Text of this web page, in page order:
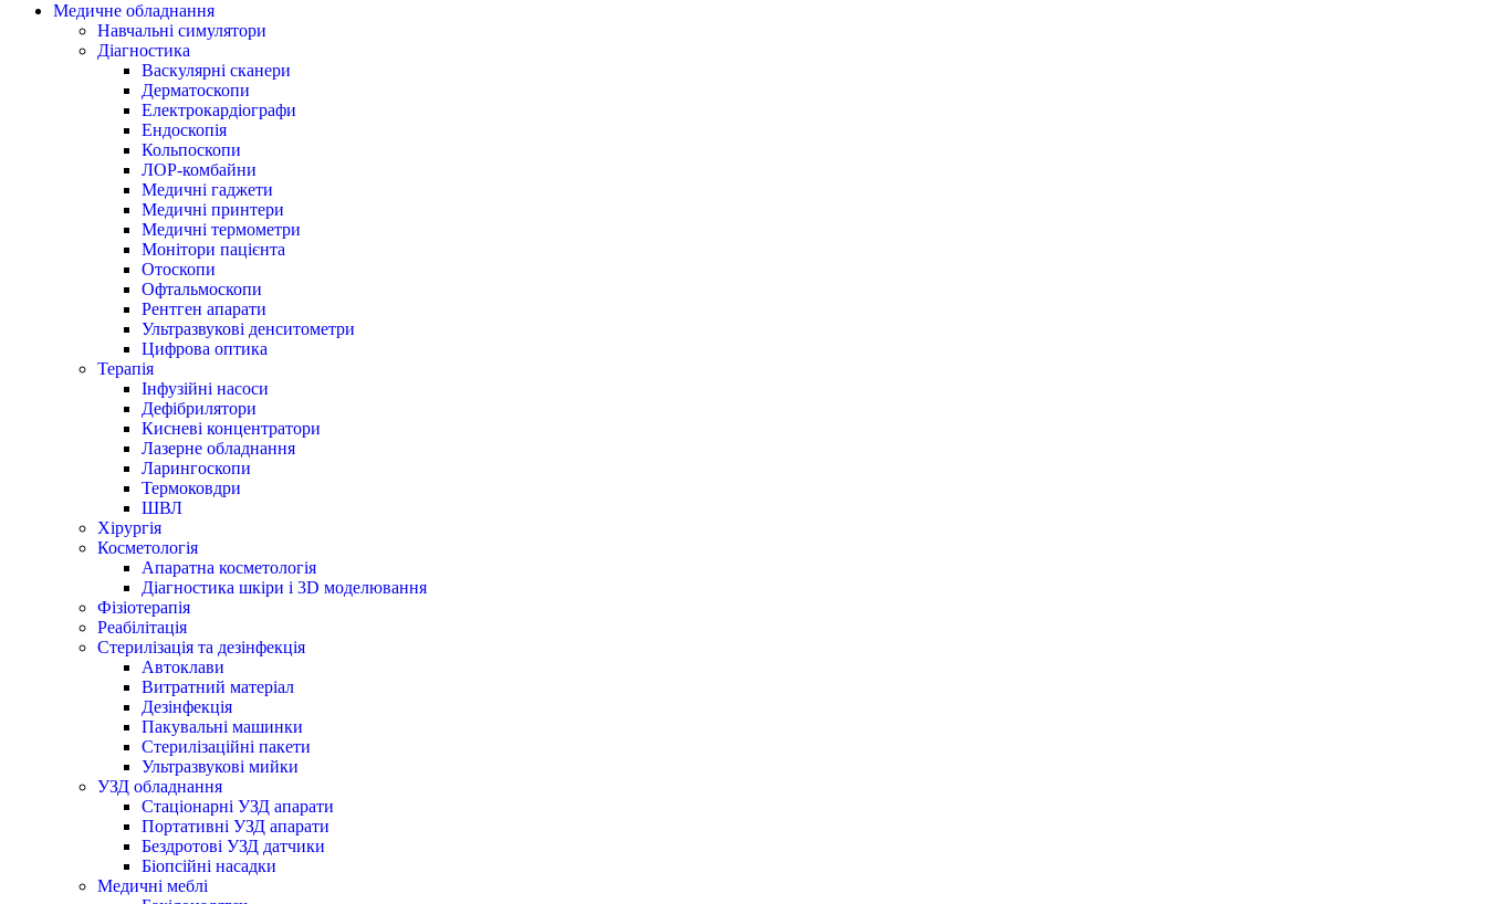
Медичне обладнання
Навчальні симулятори
Діагностика
Васкулярні сканери
Дерматоскопи
Електрокардіографи
Ендоскопія
Кольпоскопи
ЛОР-комбайни
Медичні гаджети
Медичні принтери
Медичні термометри
Монітори пацієнта
Отоскопи
Офтальмоскопи
Рентген апарати
Ультразвукові денситометри
Цифрова оптика
Терапія
Інфузійні насоси
Дефібрилятори
Кисневі концентратори
Лазерне обладнання
Ларингоскопи
Термоковдри
ШВЛ
Хірургія
Косметологія
Апаратна косметологія
Діагностика шкіри і 3D моделювання
Фізіотерапія
Реабілітація
Стерилізація та дезінфекція
Автоклави
Витратний матеріал
Дезінфекція
Пакувальні машинки
Стерилізаційні пакети
Ультразвукові мийки
УЗД обладнання
Стаціонарні УЗД апарати
Портативні УЗД апарати
Бездротові УЗД датчики
Біопсійні насадки
Медичні меблі